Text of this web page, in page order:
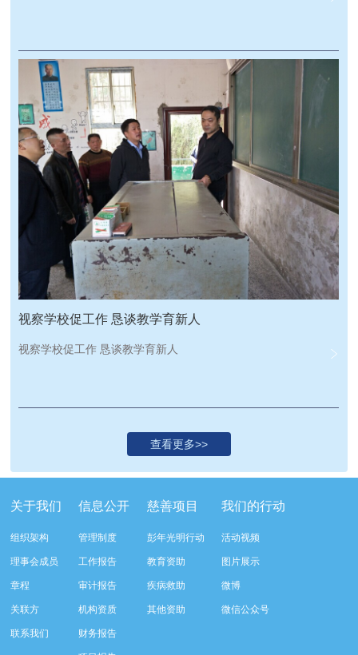
视察学校促工作 恳谈教学育新人
视察学校促工作 恳谈教学育新人
关于我们
组织架构
理事会成员
章程
关联方
联系我们
信息公开
管理制度
工作报告
审计报告
机构资质
财务报告
慈善项目
彭年光明行动
教育资助
疾病救助
其他资助
我们的行动
活动视频
图片展示
微博
微信公众号